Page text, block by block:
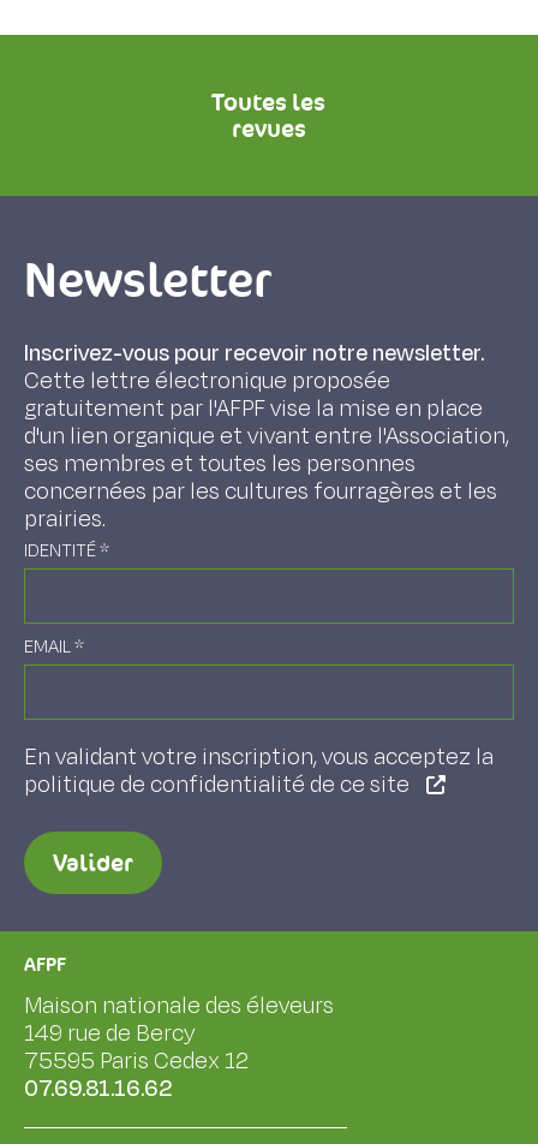
Toutes les
revues
Newsletter
Inscrivez-vous pour recevoir notre newsletter.
Cette lettre électronique proposée
gratuitement par l'AFPF vise la mise en place
d'un lien organique et vivant entre l'Association,
ses membres et toutes les personnes
concernées par les cultures fourragères et les
prairies.
IDENTITÉ*
EMAIL*
En validant votre inscription, vous acceptez la
politique de confidentialité de ce site
Valider
AFPF
Maison nationale des éleveurs
149 rue de Bercy
75595 Paris Cedex 12
07.69.81.16.62